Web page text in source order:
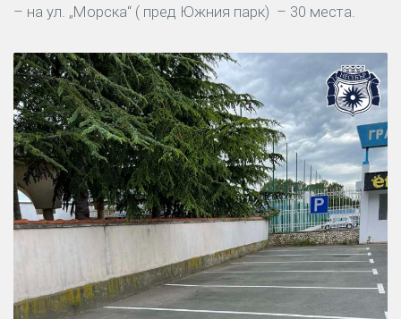
– на ул. „Морска“ ( пред Южния парк) – 30 места.
Навигация